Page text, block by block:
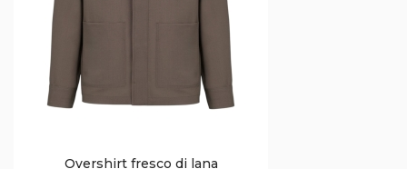
Overshirt fresco di lana